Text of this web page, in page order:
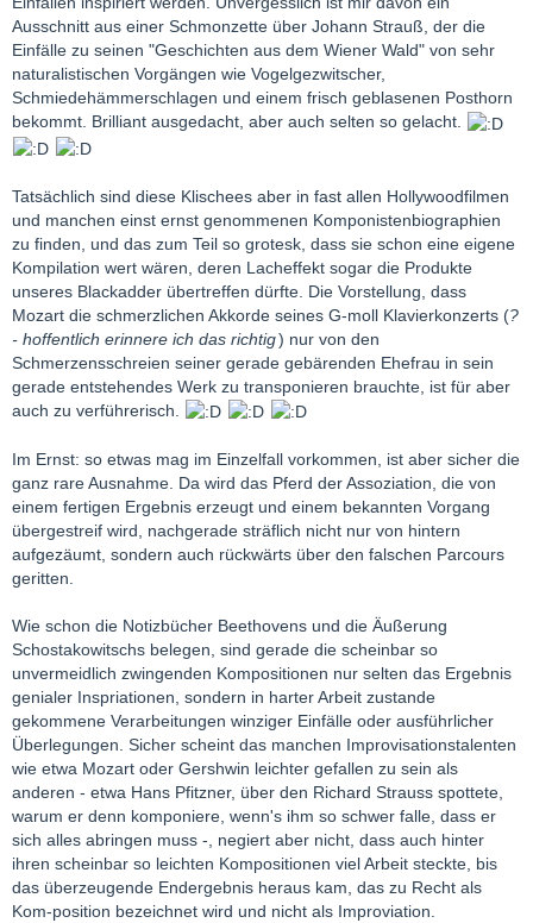
Ausschnitt aus einer Schmonzette über Johann Strauß, der die
Einfälle zu seinen "Geschichten aus dem Wiener Wald" von sehr
naturalistischen Vorgängen wie Vogelgezwitscher,
Schmiedehämmerschlagen und einem frisch geblasenen Posthorn
bekommt. Brilliant ausgedacht, aber auch selten so gelacht.
Tatsächlich sind diese Klischees aber in fast allen Hollywoodfilmen
und manchen einst ernst genommenen Komponistenbiographien
zu finden, und das zum Teil so grotesk, dass sie schon eine eigene
Kompilation wert wären, deren Lacheffekt sogar die Produkte
unseres Blackadder übertreffen dürfte. Die Vorstellung, dass
Mozart die schmerzlichen Akkorde seines G-moll Klavierkonzerts (?
- hoffentlich erinnere ich das richtig) nur von den
Schmerzensschreien seiner gerade gebärenden Ehefrau in sein
gerade entstehendes Werk zu transponieren brauchte, ist für aber
auch zu verführerisch.
Im Ernst: so etwas mag im Einzelfall vorkommen, ist aber sicher die
ganz rare Ausnahme. Da wird das Pferd der Assoziation, die von
einem fertigen Ergebnis erzeugt und einem bekannten Vorgang
übergestreif wird, nachgerade sträflich nicht nur von hintern
aufgezäumt, sondern auch rückwärts über den falschen Parcours
geritten.
Wie schon die Notizbücher Beethovens und die Äußerung
Schostakowitschs belegen, sind gerade die scheinbar so
unvermeidlich zwingenden Kompositionen nur selten das Ergebnis
genialer Inspriationen, sondern in harter Arbeit zustande
gekommene Verarbeitungen winziger Einfälle oder ausführlicher
Überlegungen. Sicher scheint das manchen Improvisationstalenten
wie etwa Mozart oder Gershwin leichter gefallen zu sein als
anderen - etwa Hans Pfitzner, über den Richard Strauss spottete,
warum er denn komponiere, wenn's ihm so schwer falle, dass er
sich alles abringen muss -, negiert aber nicht, dass auch hinter
ihren scheinbar so leichten Kompositionen viel Arbeit steckte, bis
das überzeugende Endergebnis heraus kam, das zu Recht als
Kom-position bezeichnet wird und nicht als Improviation.